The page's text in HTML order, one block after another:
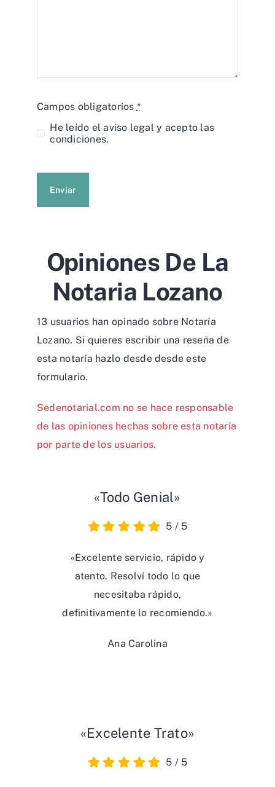
Campos obligatorios *
He leído elaviso legal y acepto las
condiciones.
Enviar
Opiniones De La
Notaria Lozano
13 usuarios han opinado sobre Notaría
Lozano. Si quieres escribir una reseña de
esta notaría hazlo desde desdeeste
formulario.
Sedenotarial.com no se hace responsable
de las opiniones hechas sobre esta notaría
por parte de los usuarios.
«Todo Genial»
5 / 5
«Excelente servicio, rápido y
atento. Resolví todo lo que
necesitaba rápido,
definitivamente lo recomiendo.»
Ana Carolina
«Excelente Trato»
5 / 5